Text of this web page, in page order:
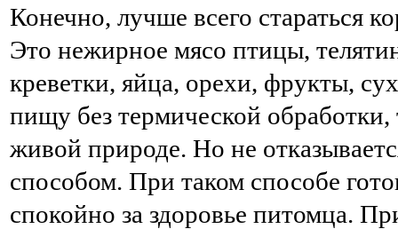
Конечно, лучше всего стараться
Это нежирное мясо птицы,
креветки, яйца, орехи, фрукты,
пищу без термической обработки,
живой природе. Но не
способом. При таком способе
спокойно за здоровье питомца.